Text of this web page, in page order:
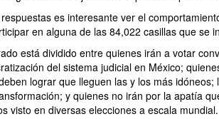
es interesante ver el
en alguna de las 84,022 casillas que se
está dividido entre quienes irán a votar
del sistema judicial en México;
lograr que lleguen las y los más
y quienes no irán por la apatía
visto en diversas elecciones a escala mundial.